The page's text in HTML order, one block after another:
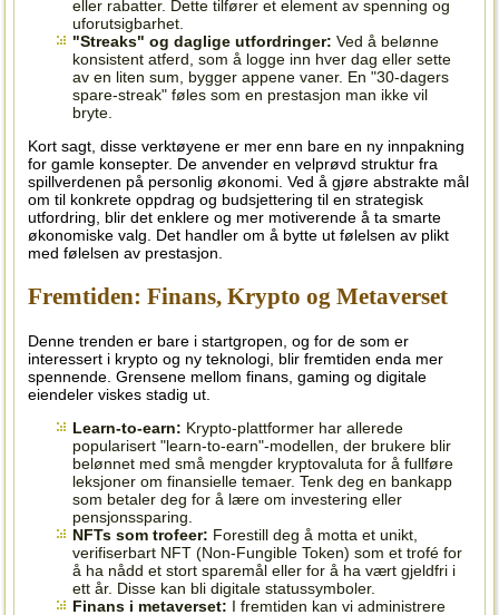
eller rabatter. Dette tilfører et element av spenning og
uforutsigbarhet.
"Streaks" og daglige utfordringer: Ved å belønne
konsistent atferd, som å logge inn hver dag eller sette
av en liten sum, bygger appene vaner. En "30-dagers
spare-streak" føles som en prestasjon man ikke vil
bryte.
Kort sagt, disse verktøyene er mer enn bare en ny innpakning
for gamle konsepter. De anvender en velprøvd struktur fra
spillverdenen på personlig økonomi. Ved å gjøre abstrakte mål
om til konkrete oppdrag og budsjettering til en strategisk
utfordring, blir det enklere og mer motiverende å ta smarte
økonomiske valg. Det handler om å bytte ut følelsen av plikt
med følelsen av prestasjon.
Fremtiden: Finans, Krypto og Metaverset
Denne trenden er bare i startgropen, og for de som er
interessert i krypto og ny teknologi, blir fremtiden enda mer
spennende. Grensene mellom finans, gaming og digitale
eiendeler viskes stadig ut.
Learn-to-earn: Krypto-plattformer har allerede
popularisert "learn-to-earn"-modellen, der brukere blir
belønnet med små mengder kryptovaluta for å fullføre
leksjoner om finansielle temaer. Tenk deg en bankapp
som betaler deg for å lære om investering eller
pensjonssparing.
NFTs som trofeer: Forestill deg å motta et unikt,
verifiserbart NFT (Non-Fungible Token) som et trofé for
å ha nådd et stort sparemål eller for å ha vært gjeldfri i
ett år. Disse kan bli digitale statussymboler.
Finans i metaverset: I fremtiden kan vi administrere